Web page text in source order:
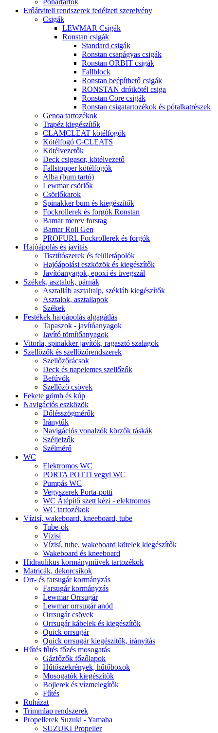
Erőátviteli rendszerek fedélzeti szerelvény
Csigák
LEWMAR Csigák
Ronstan csigák
Standard csigák
Ronstan csapágyas csigák
Ronstan ORBIT csigák
Fallblock
Ronstan beépíthető csigák
RONSTAN drótkötél csiga
Ronstan Core csigák
Ronstan csigatartozékok és pótalkatrészek
Genoa tartozékok
Trapéz kiegészítők
CLAMCLEAT kötélfogók
Kötélfogó C-CLEATS
Kötélvezetők
Deck csigasor, kötélvezető
Fallstopper kötélfogók
Alba (bum tartó)
Lewmar csörlők
Csörlőkarok
Spinakker bum és kiegészítők
Fockrollerek és forgók Ronstan
Bamar merev forstag
Bamar Roll Gen
PROFURL Fockrollerek és forgók
Hajóápolás és javítás
Tisztítószerek és felületápolók
Hajóápolási eszközök és kiegészítők
Javítóanyagok, epoxi és üvegszál
Székek, asztalok, párnák
Asztalláb asztaltalp, székláb kiegészítők
Asztalok, asztallapok
Székek
Festékek hajóápolás algagátlás
Tapaszok - javítóanyagok
Javító tömítőanyagok
Vitorla, spinakker javítók, ragasztó szalagok
Szellőzők és szellőzőrendszerek
Szellőzőrácsok
Deck és napelemes szellőzők
Befúvók
Szellőző csövek
Fekete gömb és kúp
Navigációs eszközök
Dőlésszögmérők
Iránytűk
Navigációs vonalzók körzők táskák
Széljelzők
Szélmérő
WC
Elektromos WC
PORTA POTTI vegyi WC
Pumpás WC
Vegyszerek Porta-potti
WC Átépítő szett kézi - elektromos
WC tartozékok
Vízisí, wakeboard, kneeboard, tube
Tube-ok
Vízisí
Vízisí, tube, wakeboard kötelek kiegészítők
Wakeboard és kneeboard
Hidraulikus kormányművek tartozékok
Matricák, dekorcsíkok
Orr- és farsugár kormányzás
Farsugár kormányzás
Lewmar Orrsugár
Lewmar orrsugár anód
Orrsugár csövek
Orrsugár kábelek és kiegészítők
Quick orrsugár
Quick orrsugár kiegészítők, irányítás
Hűtés fűtés főzés mosogatás
Gázfőzők főzőlapok
Hűtőszekrények, hűtőboxok
Mosogatók kiegészítők
Bojlerek és vízmelegítők
Fűtés
Ruházat
Trimmlap rendszerek
Propellerek Suzuki - Yamaha
SUZUKI Propeller